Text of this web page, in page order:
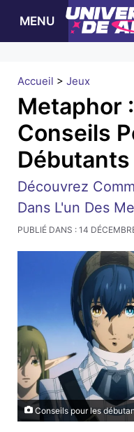
MENU
Accueil > Jeux
Metaphor
Conseils
Débutants
Découvrez
Dans L'un Des
PUBLIÉ DANS : 14
Conseils pour les